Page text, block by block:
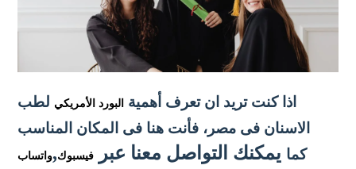
اذا كنت تريد ان تعرف أهمية البورد الأمريكي لطب
الاسنان فى مصر ، فأنت هنا فى المكان المناسب
كما يمكنك التواصل معنا عبر فيسبوك,واتساب